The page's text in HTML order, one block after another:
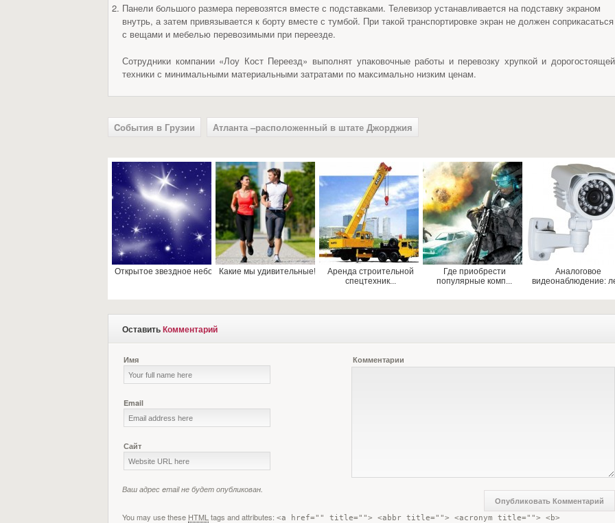
Панели большого размера перевозятся вместе с подставками. Телевизор устанавливается на подставку экраном
внутрь, а затем привязывается к борту вместе с тумбой. При такой транспортировке экран не должен соприкасаться
с вещами и мебелью перевозимыми при переезде.
Сотрудники компании «Лоу Кост Переезд» выполнят упаковочные работы и перевозку хрупкой и дорогостоящей
техники с минимальными материальными затратами по максимально низким ценам.
Cобытия в Грузии Атланта –расположенный в штате Джорджия
Открытое звездное небо Какие мы удивительные!
Аренда строительной
спецтехник...
Где приобрести
популярные комп...
Аналоговое
видеонаблюдение:
ОставитьКомментарий
Имя
Email
Сайт
Ваш адрес email не будет опубликован.
Комментарии
You may use these HTML tags and attributes: <a href="" title=""> <abbr title=""> <acronym title=""> <b>